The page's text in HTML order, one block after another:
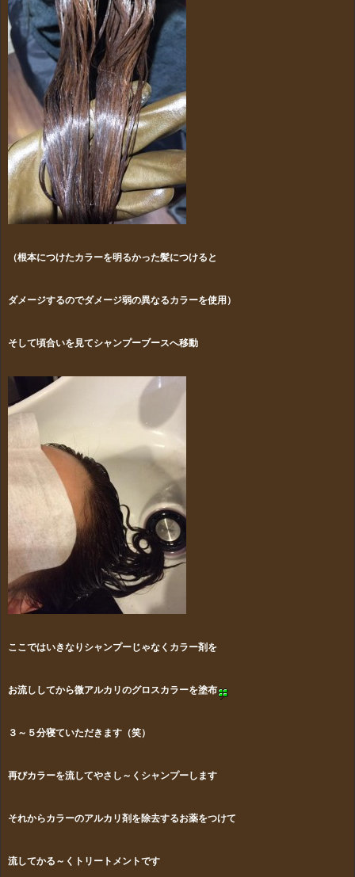
（根本につけたカラーを明るかった髪につけると
ダメージするのでダメージ弱の異なるカラーを使用）
そして頃合いを見てシャンプーブースへ移動
ここではいきなりシャンプーじゃなくカラー剤を
お流ししてから微アルカリのグロスカラーを塗布
３～５分寝ていただきます（笑）
再びカラーを流してやさし～くシャンプーします
それからカラーのアルカリ剤を除去するお薬をつけて
流してかる～くトリートメントです